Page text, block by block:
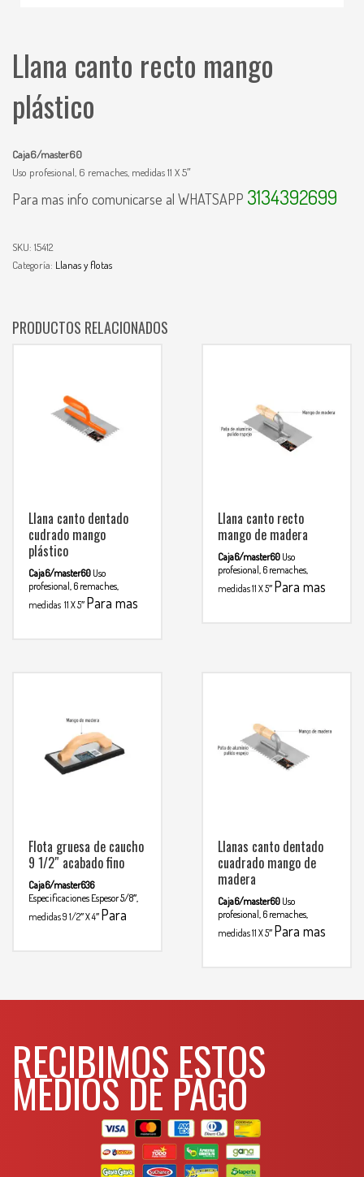
Llana canto recto mango
plástico
Caja6/master60
Uso profesional, 6 remaches, medidas 11 X 5″
Para mas info comunicarse al WHATSAPP 3134392699
SKU: 15412
Categoría: Llanas y flotas
PRODUCTOS RELACIONADOS
Llana canto dentado
cudrado mango
plástico
Caja6/master60 Uso
profesional, 6 remaches,
medidas 11 X 5″ Para mas
Llana canto recto
mango de madera
Caja6/master60 Uso
profesional, 6 remaches,
medidas 11 X 5″ Para mas
Flota gruesa de caucho
9 1/2″ acabado fino
Caja6/master636
Especificaciones Espesor 5/8″,
medidas 9 1/2″ X 4″ Para
Llanas canto dentado
cuadrado mango de
madera
Caja6/master60 Uso
profesional, 6 remaches,
medidas 11 X 5″ Para mas
RECIBIMOS ESTOS
MEDIOS DE PAGO